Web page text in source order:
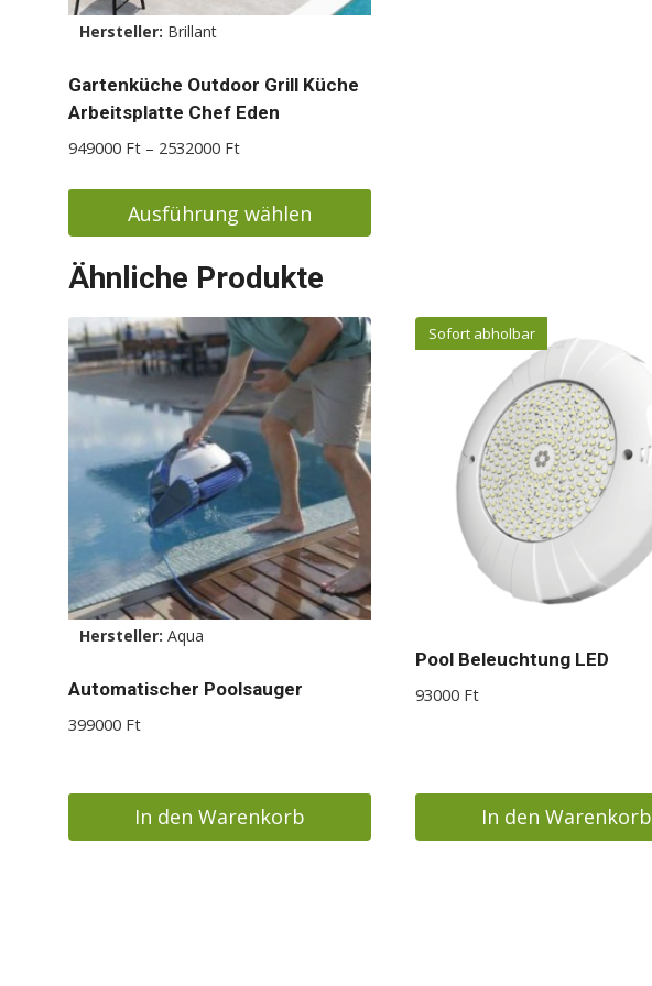
Hersteller: Brillant
Gartenküche Outdoor Grill Küche
Arbeitsplatte Chef Eden
949000 Ft – 2532000 FtPreisspanne:
2532000 Ft
Ausführung wählen
Produkt
mehrere
Varianten
auf.
Optionen
können
auf
der
Produktseite
gewählt
werden
Ähnliche Produkte
Hersteller: Aqua
Automatischer Poolsauger
399000 Ft
In den Warenkorb
Sofort abholbar
Pool Beleuchtung LED
93000 Ft
In den Warenkorb